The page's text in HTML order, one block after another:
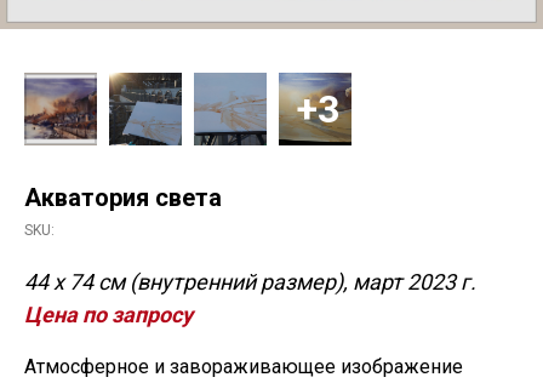
Акватория света
SKU:
44 х 74 см (внутренний размер), март 2023 г.
Цена по запросу
Атмосферное и завораживающее изображение